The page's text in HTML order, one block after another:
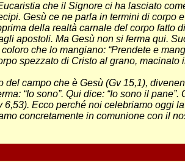
che il Signore ci ha lasciato
Gesù ce ne parla in termini di
della realtà carnale del corpo
apostoli. Ma Gesù non si ferma qui.
che lo mangiano: “Prendete e
spezzato di Cristo al grano,
del campo che è Gesù (Gv 15,1),
“Io sono”. Qui dice: “Io sono il
Ecco perché noi celebriamo oggi
concretamente in comunione con il